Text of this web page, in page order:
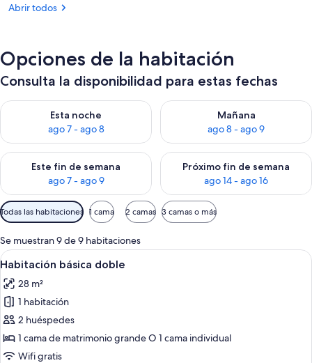
Abrir todos
Opciones de la habitación
Consulta la disponibilidad para estas fechas
Esta noche
ago 7 - ago 8
Consulta la disponibilidad para esta noche, ago 7 - ago 8
Mañana
ago 8 - ago 9
Consulta la disponibilidad
Este fin de semana
ago 7 - ago 9
Consulta la disponibilidad para este fin de semana, ago 7 -
Próximo fin de semana
ago 14 - ago 16
Consulta la disponibilidad
Filtros
disponibles
para
las
habitaciones
Todas las habitaciones 1 cama 2 camas 3 camas o más
Se muestran 9 de 9 habitaciones
Abrir
todas
las
fotos
de
Habitación
básica
Habitación de hotel con cama,
5
Habitación básica doble
28 m²
1 habitación
2 huéspedes
1 cama de matrimonio grande O 1 cama individual
Wifi gratis